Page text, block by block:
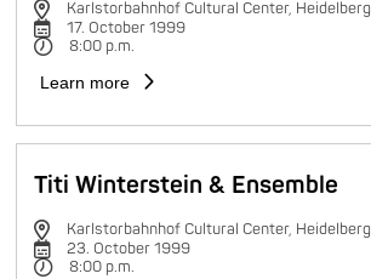
Karlstorbahnhof Cultural Center, Heidelberg
17. October 1999
8:00 p.m.
Learn more
Titi Winterstein & Ensemble
Karlstorbahnhof Cultural Center, Heidelberg
23. October 1999
8:00 p.m.